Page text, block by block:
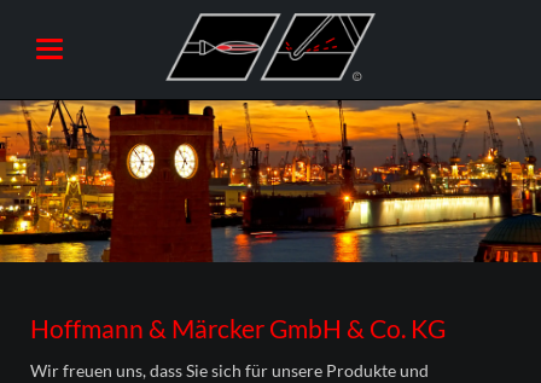
Hoffmann & Märcker GmbH & Co. KG
Wir freuen uns, dass Sie sich für unsere Produkte und